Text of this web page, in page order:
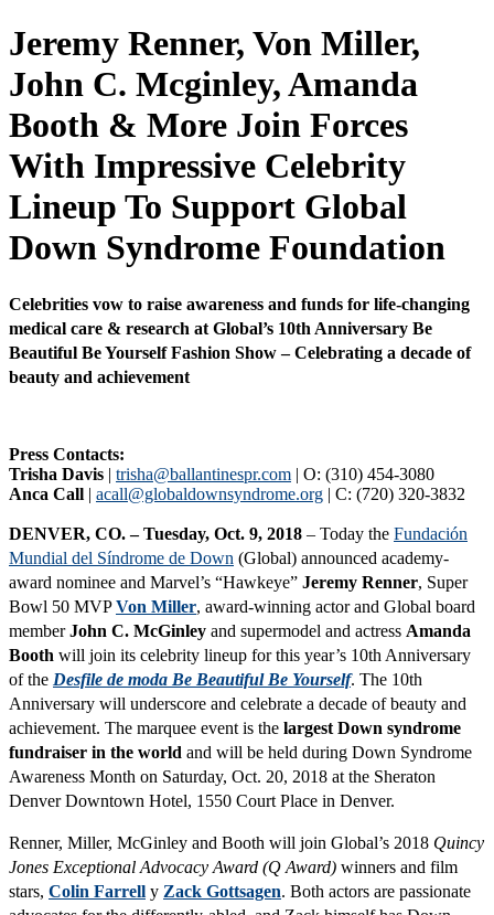
Jeremy Renner, Von Miller,
John C. Mcginley, Amanda
Booth & More Join Forces
With Impressive Celebrity
Lineup To Support Global
Down Syndrome Foundation
Celebrities vow to raise awareness and funds for life-changing
medical care & research at Global’s 10th Anniversary Be
Beautiful Be Yourself Fashion Show – Celebrating a decade of
beauty and achievement
Press Contacts:
Trisha Davis | trisha@ballantinespr.com | O: (310) 454-3080
Anca Call | acall@globaldownsyndrome.org | C: (720) 320-3832
DENVER, CO. – Tuesday, Oct. 9, 2018 – Today the Fundación
Mundial del Síndrome de Down (Global) announced academy-
award nominee and Marvel’s “Hawkeye” Jeremy Renner, Super
Bowl 50 MVPVon Miller, award-winning actor and Global board
memberJohn C. McGinley and supermodel and actress Amanda
Booth will join its celebrity lineup for this year’s 10th Anniversary
of the Desfile de moda Be Beautiful Be Yourself. The 10th
Anniversary will underscore and celebrate a decade of beauty and
achievement. The marquee event is the largest Down syndrome
fundraiser in the world and will be held during Down Syndrome
Awareness Month on Saturday, Oct. 20, 2018 at the Sheraton
Denver Downtown Hotel, 1550 Court Place in Denver.
Renner, Miller, McGinley and Booth will join Global’s 2018 Quincy
Jones Exceptional Advocacy Award (Q Award) winners and film
stars, Colin Farrell y Zack Gottsagen. Both actors are passionate